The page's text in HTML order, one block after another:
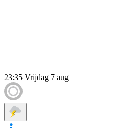
23:35 Vrijdag 7 aug